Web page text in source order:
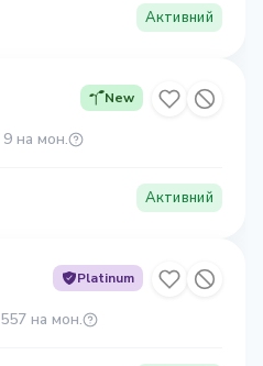
Активний
New
9 на мон.
Активний
Platinum
557 на мон.